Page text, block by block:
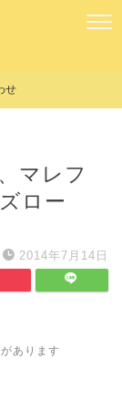
せ
マレフ
ロー
2014年7月14日
あります